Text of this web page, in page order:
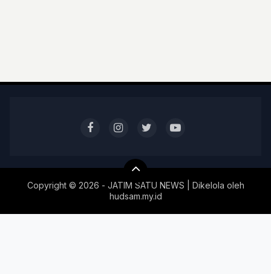
Copyright © 2026 - JATIM SATU NEWS | Dikelola oleh
hudsam.my.id